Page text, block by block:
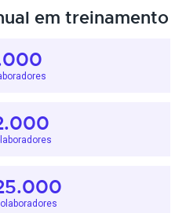
em treinamento